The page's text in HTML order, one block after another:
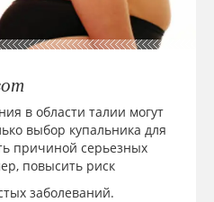
в области талии могут
выбор купальника для
причиной серьезных
повысить риск
заболеваний.